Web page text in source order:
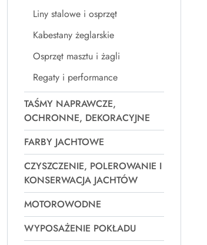
Liny stalowe i osprzęt
Kabestany żeglarskie
Osprzęt masztu i żagli
Regaty i performance
TAŚMY NAPRAWCZE,
OCHRONNE, DEKORACYJNE
FARBY JACHTOWE
CZYSZCZENIE, POLEROWANIE I
KONSERWACJA JACHTÓW
MOTOROWODNE
WYPOSAŻENIE POKŁADU